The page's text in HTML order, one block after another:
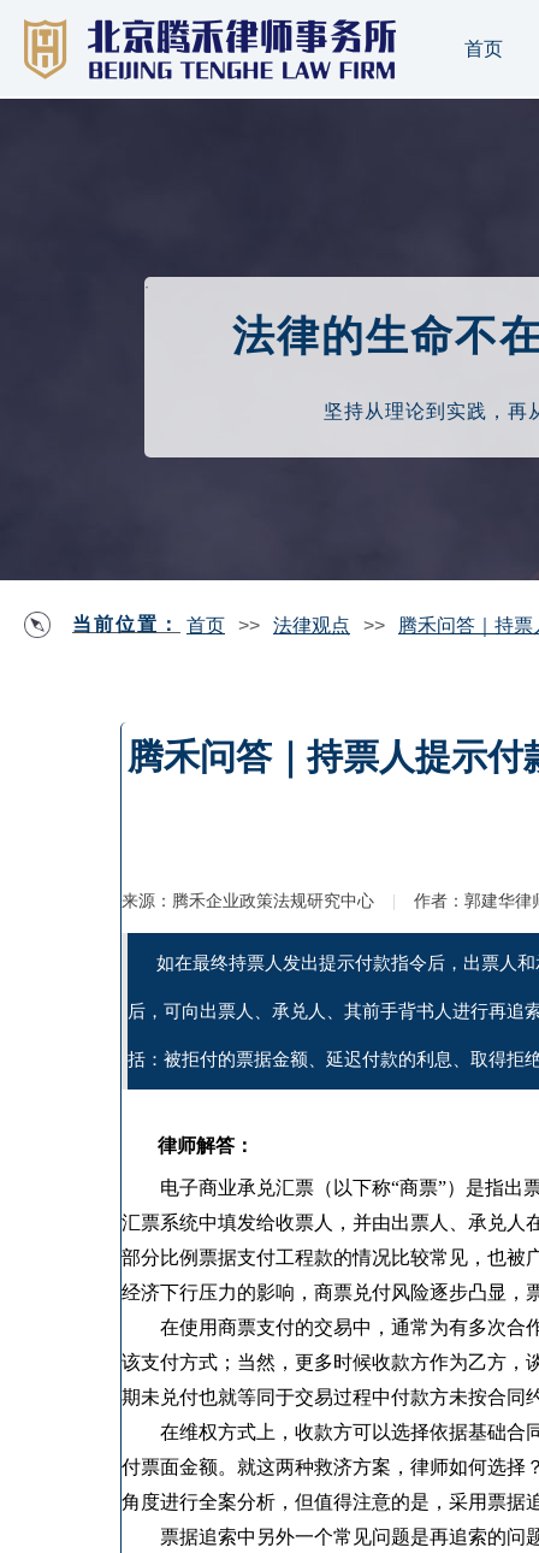
首页
法律的生命不
坚持从理论到实践，再
·
当前位置： 首页 >> 法律观点 >> 腾禾问答｜持
腾禾问答｜持票人提示
来源： 腾禾企业政策法规研究中心 作者： 郭建华律
如在最终持票人发出提示付款指令后，出票人
后，可向出票人、承兑人、其前手背书人进行再追
括：被拒付的票据金额、延迟付款的利息、取得拒
律师解答：
电子商业承兑汇票（以下称“商票”）是指出票
汇票系统中填发给收票人，并由出票人、承兑人
部分比例票据支付工程款的情况比较常见，也被
经济下行压力的影响，商票兑付风险逐步凸显，
在使用商票支付的交易中，通常为有多次合作
该支付方式；当然，更多时候收款方作为乙方，
期未兑付也就等同于交易过程中付款方未按合同
在维权方式上，收款方可以选择依据基础合同
付票面金额。就这两种救济方案，律师如何选择
角度进行全案分析，但值得注意的是，采用票据
票据追索中另外一个常见问题是再追索的问题